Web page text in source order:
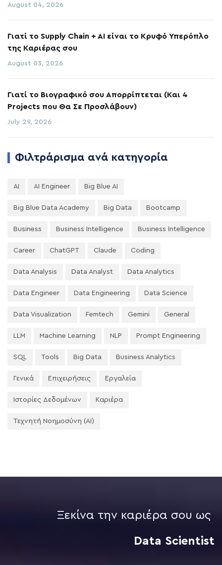
August 04, 2026
Γιατί το Supply Chain + AI είναι το Κρυφό Υπερόπλο
της Καριέρας σου
August 03, 2026
Γιατί το Βιογραφικό σου Απορρίπτεται (Και 4
Projects που Θα Σε Προσλάβουν)
July 29, 2026
Φιλτράρισμα ανά κατηγορία
AI AI Engineer Big Blue AI
Big Blue Data Academy Big Data Bootcamp
Business Business Intelligence Business Intelligence
Career ChatGPT Claude Coding
Data Analysis Data Analyst Data Analytics
Data Engineer Data Engineering Data Science
Data Visualization Femtech Gemini General
LLM Machine Learning NLP Prompt Engineering
SQL Tools Big Data Business Analytics
Γενικά Επιχειρήσεις Εργαλεία
Ιστορίες Δεδομένων Καριέρα
Τεχνητή Νοημοσύνη (AI)
Ξεκίνα την καριέρα σου ως
Data Scientist